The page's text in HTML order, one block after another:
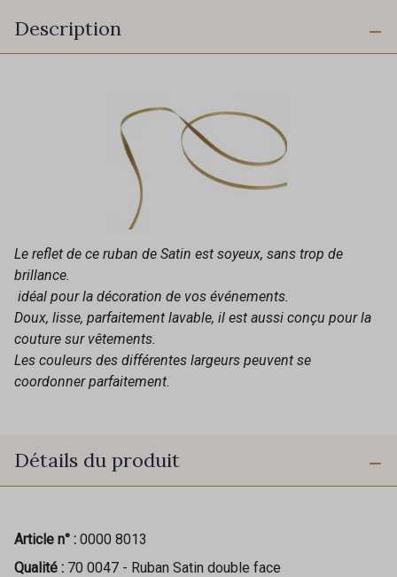
Description
Le reflet de ce ruban de Satin est soyeux, sans trop de
brillance.
idéal pour la décoration de vos événements.
Doux, lisse, parfaitement lavable, il est aussi conçu pour la
couture sur vêtements.
Les couleurs des différentes largeurs peuvent se
coordonner parfaitement.
Détails du produit
Article n° : 0000 8013
Qualité : 70 0047 - Ruban Satin double face